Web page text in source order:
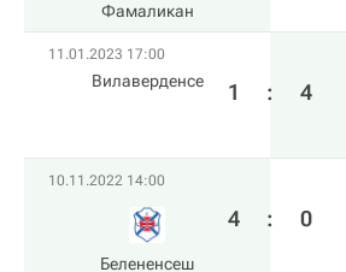
Фамаликан
11.01.2023 17:00
Вилаверденсе 1 : 4
10.11.2022 14:00
Белененсеш
4 : 0